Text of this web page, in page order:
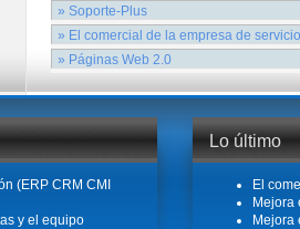
PERSONAS:INFORMATICOS:
informática, muchas veces
informática como profesión y como
Leer más
» Soporte-Plus
Soporte – Plus es la herramienta de
garantiza el correcto uso y
uso de esta herramienta, usted sabrá
Leer más
» El comercial de la empresa de
Procesos Operativos: Ventas.Ser
PYME de servicios.Resumen- La
Leer más
» Páginas Web 2.0
{/xtypo_rounded2}Hoy en día disponer
una imagen de empresa moderna y
Leer más
(ERP CRM CMI
y el equipo
Lo último
El
Mejora
Mejora